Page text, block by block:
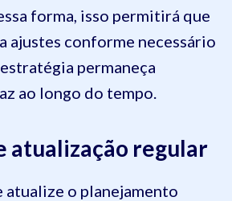
forma, isso permitirá que
ajustes conforme necessário
permaneça
ao longo do tempo.
atualização regular
atualize o planejamento